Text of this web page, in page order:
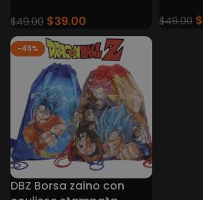
iPhone/Samsung
$49.00 $39.00 $49.00 $
-46%
DBZ Borsa zaino con